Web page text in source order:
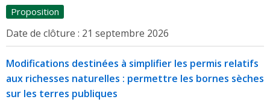
Proposition
Date de clôture : 21 septembre 2026
Modifications destinées à simplifier les permis relatifs
aux richesses naturelles : permettre les bornes sèches
sur les terres publiques